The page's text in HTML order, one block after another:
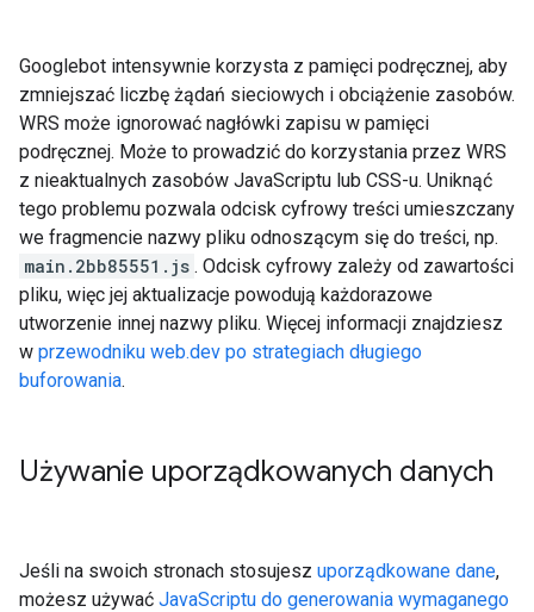
Googlebot intensywnie korzysta z pamięci podręcznej, aby
zmniejszać liczbę żądań sieciowych i obciążenie zasobów.
WRS może ignorować nagłówki zapisu w pamięci
podręcznej. Może to prowadzić do korzystania przez WRS
z nieaktualnych zasobów JavaScriptu lub CSS-u. Uniknąć
tego problemu pozwala odcisk cyfrowy treści umieszczany
we fragmencie nazwy pliku odnoszącym się do treści, np.
main.2bb85551.js . Odcisk cyfrowy zależy od zawartości
pliku, więc jej aktualizacje powodują każdorazowe
utworzenie innej nazwy pliku. Więcej informacji znajdziesz
w przewodniku web.dev po strategiach długiego
buforowania.
Używanie uporządkowanych danych
Jeśli na swoich stronach stosujesz uporządkowane dane,
możesz używać JavaScriptu do generowania wymaganego